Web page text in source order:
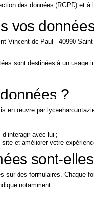
des données (RGPD) et à
vos
Vincent de Paul - 40990
sont destinées à un usage
?
en œuvre par
avec lui ;
et améliorer votre
sont-
sur des formulaires. Chaque
notamment :